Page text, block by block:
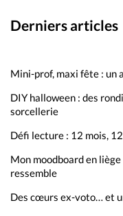
Derniers articles
Mini-prof, maxi fête : un
DIY halloween : des
sorcellerie
Défi lecture : 12 mois,
Mon moodboard en
ressemble
Des cœurs ex-voto… et